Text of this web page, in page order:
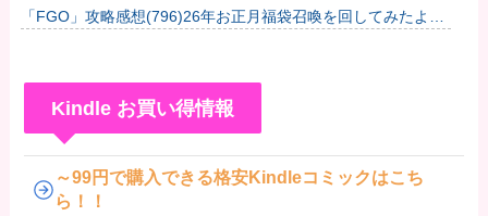
差だぞ」
「FGO」攻略感想(796)26年お正月福袋召喚を回してみたよ！
Kindle お買い得情報
～99円で購入できる格安Kindleコミックはこち
ら！！